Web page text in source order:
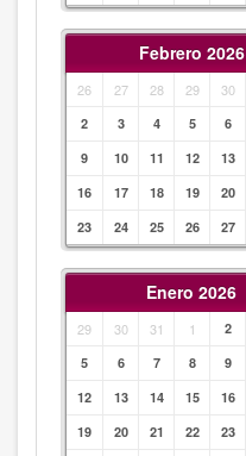
Febrero 2026
26 27 28 29 30
2
3 4 5 6
9
10 11 12 13
16
17 18 19 20
23
24 25 26 27
Enero 2026
29 30 31 1 2
5
6 7 8 9
12
13 14 15 16
19
20 21 22 23